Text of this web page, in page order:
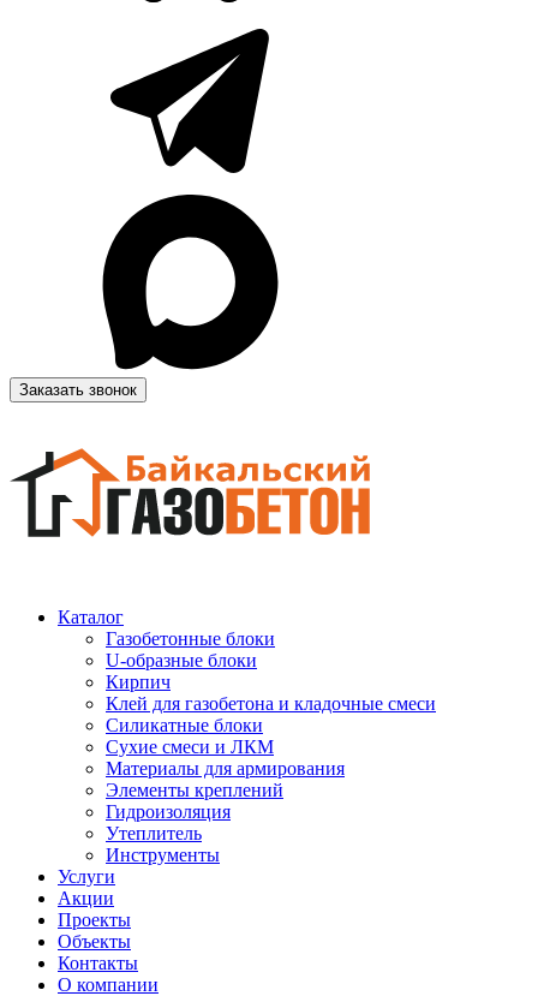
Заказать звонок
Каталог
Газобетонные блоки
U-образные блоки
Кирпич
Клей для газобетона и кладочные смеси
Силикатные блоки
Сухие смеси и ЛКМ
Материалы для армирования
Элементы креплений
Гидроизоляция
Утеплитель
Инструменты
Услуги
Акции
Проекты
Объекты
Контакты
О компании